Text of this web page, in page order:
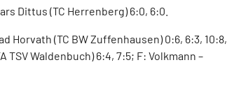
Dittus (TC Herrenberg) 6:0, 6:0.
Horvath (TC BW Zuffenhausen) 0:6, 6:3, 10:8,
Waldenbuch) 6:4, 7:5; F: Volkmann –